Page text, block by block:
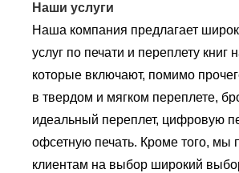
Наши услуги
Наша компания предлагает
услуг по печати и переплету книг
которые включают, помимо
в твердом и мягком переплете,
идеальный переплет, цифровую
офсетную печать. Кроме того, мы
клиентам на выбор широкий